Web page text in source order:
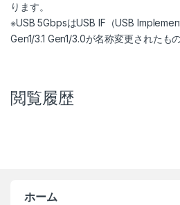
ります。
※USB 5GbpsはUSB IF（USB
Gen1/3.1 Gen1/3.0が名称変更されたも
閲覧履歴
ホーム